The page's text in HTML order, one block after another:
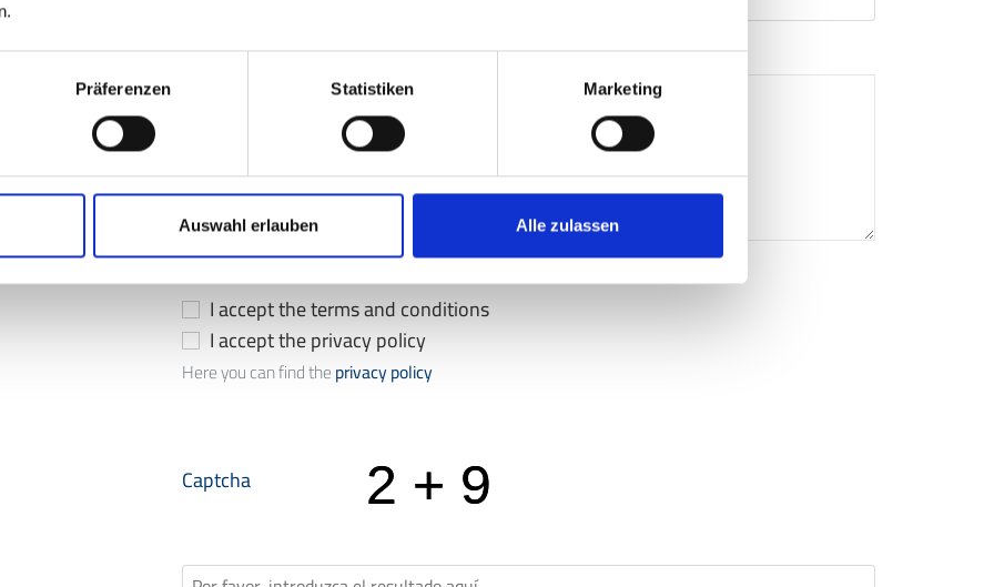
Präferenzen Statistiken Marketing
Auswahl erlauben Alle zulassen
Correo electrónico
Mensaje*
I accept the terms and conditions
I accept the privacy policy
Here you can find theprivacy policy
Captcha